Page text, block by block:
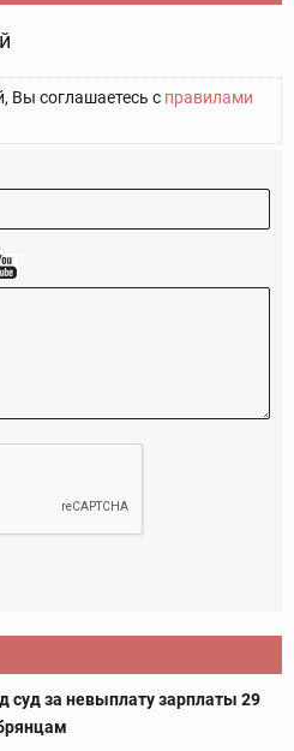
Вы соглашаетесь с правилами
суд за невыплату зарплаты 29